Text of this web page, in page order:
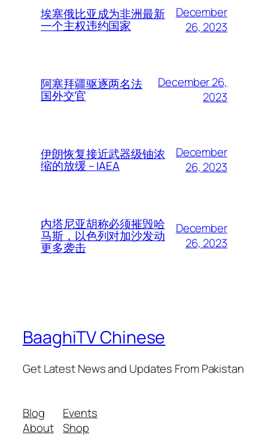
埃塞俄比亚成为非洲最新
一个主权违约国家
December
26, 2023
阿塞拜疆驱逐两名法
国外交官
December 26,
2023
伊朗恢复接近武器级铀浓
缩的放缓 – IAEA
December
26, 2023
内塔尼亚胡称必须摧毁哈
马斯，以色列对加沙发动
更多袭击
December
26, 2023
BaaghiTV Chinese
Get Latest News and Updates From Pakistan
Blog
About
Events
Shop